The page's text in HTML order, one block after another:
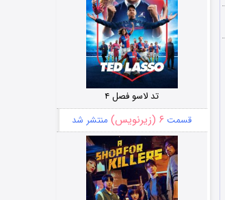
تد لاسو فصل ۴
قسمت ۶ (زیرنویس) منتشر شد